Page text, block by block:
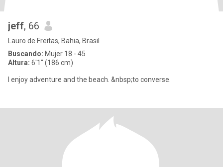
jeff, 66
Lauro de Freitas, Bahia, Brasil
Buscando: Mujer 18 - 45
Altura: 6'1" (186 cm)
I enjoy adventure and the beach. &nbsp;to converse.